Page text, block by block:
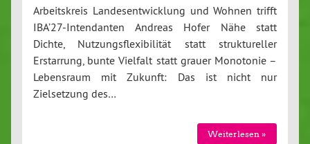
Arbeitskreis Landesentwicklung und Wohnen trifft
IBA’27-Intendanten Andreas Hofer Nähe statt
Dichte, Nutzungsflexibilität statt struktureller
Erstarrung, bunte Vielfalt statt grauer Monotonie –
Lebensraum mit Zukunft: Das ist nicht nur
Zielsetzung des…
Weiterlesen »